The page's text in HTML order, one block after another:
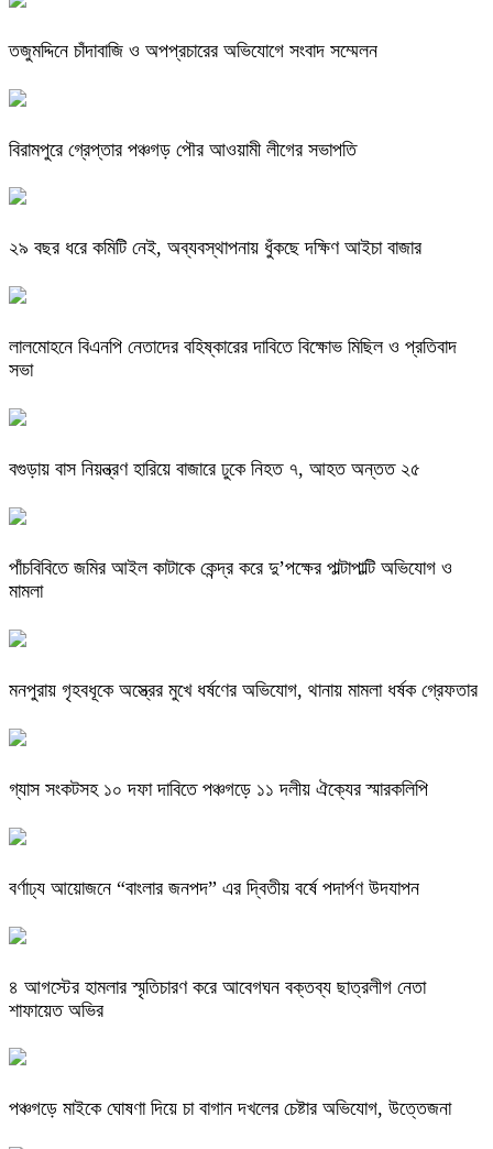
তজুমদ্দিনে চাঁদাবাজি ও অপপ্রচারের অভিযোগে সংবাদ সম্মেলন
বিরামপুরে গ্রেপ্তার পঞ্চগড় পৌর আওয়ামী লীগের সভাপতি
২৯ বছর ধরে কমিটি নেই, অব্যবস্থাপনায় ধুঁকছে দক্ষিণ আইচা বাজার
লালমোহনে বিএনপি নেতাদের বহিষ্কারের দাবিতে বিক্ষোভ মিছিল ও প্রতিবাদ
সভা
বগুড়ায় বাস নিয়ন্ত্রণ হারিয়ে বাজারে ঢুকে নিহত ৭, আহত অন্তত ২৫
পাঁচবিবিতে জমির আইল কাটাকে কেন্দ্র করে দু’পক্ষের পাল্টাপাল্টি অভিযোগ ও
মামলা
মনপুরায় গৃহবধূকে অস্ত্রের মুখে ধর্ষণের অভিযোগ, থানায় মামলা ধর্ষক গ্রেফতার
গ্যাস সংকটসহ ১০ দফা দাবিতে পঞ্চগড়ে ১১ দলীয় ঐক্যের স্মারকলিপি
বর্ণাঢ্য আয়োজনে “বাংলার জনপদ” এর দ্বিতীয় বর্ষে পদার্পণ উদযাপন
৪ আগস্টের হামলার স্মৃতিচারণ করে আবেগঘন বক্তব্য ছাত্রলীগ নেতা
শাফায়েত অভির
পঞ্চগড়ে মাইকে ঘোষণা দিয়ে চা বাগান দখলের চেষ্টার অভিযোগ, উত্তেজনা